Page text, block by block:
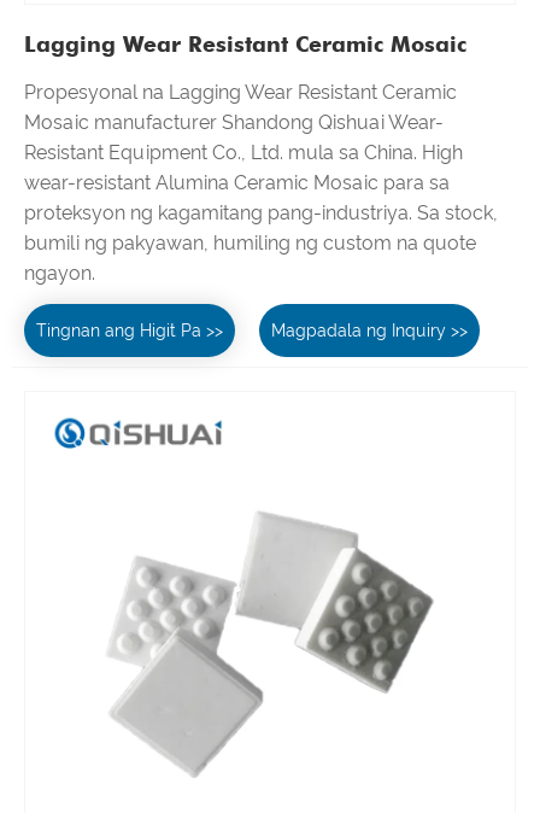
Lagging Wear Resistant Ceramic Mosaic
Propesyonal na Lagging Wear Resistant Ceramic
Mosaic manufacturer Shandong Qishuai Wear-
Resistant Equipment Co., Ltd. mula sa China. High
wear-resistant Alumina Ceramic Mosaic para sa
proteksyon ng kagamitang pang-industriya. Sa stock,
bumili ng pakyawan, humiling ng custom na quote
ngayon.
Tingnan ang Higit Pa >> Magpadala ng Inquiry >>